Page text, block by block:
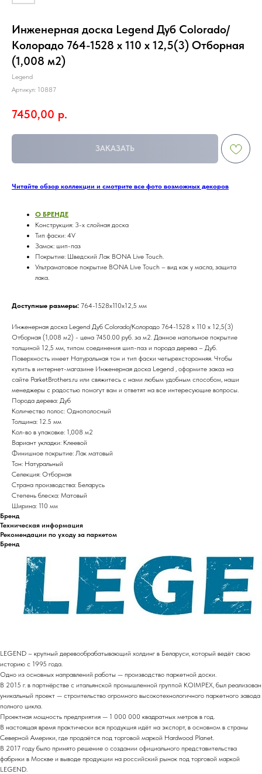
Инженерная доска Legend Дуб Colorado/
Колорадо 764-1528 х 110 х 12,5(3) Отборная
(1,008 м2)
Legend
Артикул: 10887
7450,00 р.
ЗАКАЗАТЬ
Читайте обзор коллекции и смотрите все фото возможных декоров
О БРЕНДE
Конструкция: 3-х слойная доска
Тип фаски: 4V
Замок: шип-паз
Покрытие: Шведский Лак BONA Live Touch.
Ультраматовое покрытие BONA Live Touch – вид как у масла, защита
лака.
Доступные размеры: 764-1528х110х12,5 мм
Инженерная доска Legend Дуб Colorado/Колорадо 764-1528 х 110 х 12,5(3)
Отборная (1,008 м2) - цена 7450.00 руб. за м2. Данное напольное покрытие
толщиной 12,5 мм, типом соединения шип-паз и порода дерева – Дуб.
Поверхность имеет Натуральная тон и тип фаски четырехсторонняя. Чтобы
купить в интернет-магазине Инженерная доска Legend , оформите заказ на
сайте ParketBrothers.ru или свяжитесь с нами любым удобным способом, наши
менеджеры с радостью помогут вам и ответят на все интересующие вопросы.
Порода дерева: Дуб
Количество полос: Однополосный
Толщина: 12.5 мм
Кол-во в упаковке: 1,008 м2
Вариант укладки: Клеевой
Финишное покрытие: Лак матовый
Тон: Натуральный
Селекция: Отборная
Страна производства: Беларусь
Степень блеска: Матовый
Ширина: 110 мм
Бренд
Техническая информация
Рекомендации по уходу за паркетом
Бренд
LEGEND – крупный деревообрабатывающий холдинг в Беларуси, который ведёт свою
историю с 1995 года.
Одно из основных направлений работы — производство паркетной доски.
В 2015 г. в партнёрстве с итальянской промышленной группой KOIMPEX, был реализован
уникальный проект — строительство огромного высокотехнологичного паркетного завода
полного цикла.
Проектная мощность предприятия — 1 000 000 квадратных метров в год.
В настоящая время практически вся продукция идёт на экспорт, в основном в страны
Северной Америки, где продаётся под торговой маркой Hardwood Planet.
В 2017 году было принято решение о создании официального представительства
фабрики в Москве и выводе продукции на российский рынок под торговой маркой
LEGEND.